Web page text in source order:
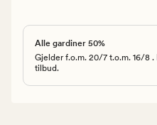
Alle gardiner 50%
Gjelder f.o.m. 20/7 t.o.m. 16/8
tilbud.